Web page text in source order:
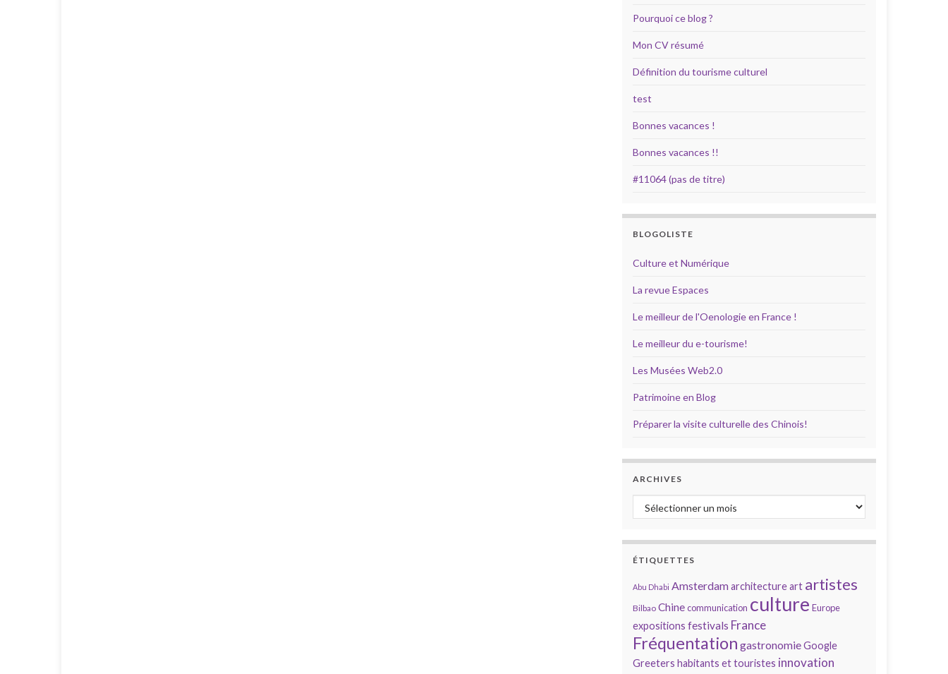
Pourquoi ce blog ?
Mon CV résumé
Définition du tourisme culturel
test
Bonnes vacances !
Bonnes vacances !!
#11064 (pas de titre)
BLOGOLISTE
Culture et Numérique
La revue Espaces
Le meilleur de l'Oenologie en France !
Le meilleur du e-tourisme!
Les Musées Web2.0
Patrimoine en Blog
Préparer la visite culturelle des Chinois!
ARCHIVES
Archives
ÉTIQUETTES
Abu Dhabi Amsterdamarchitectureart artistes
Bilbao Chinecommunication culture Europe
expositions festivals France
Fréquentation gastronomieGoogle
Greeters habitants et touristes innovation